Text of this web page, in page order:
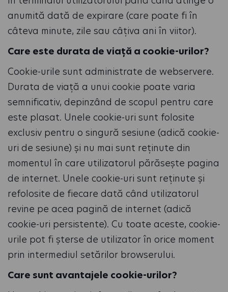
anumită dată de expirare (care poate fi în
câteva minute, zile sau câțiva ani în viitor).
Care este durata de viață a cookie-urilor?
Cookie-urile sunt administrate de webservere.
Durata de viață a unui cookie poate varia
semnificativ, depinzând de scopul pentru care
este plasat. Unele cookie-uri sunt folosite
exclusiv pentru o singură sesiune (adică cookie-
uri de sesiune) și nu mai sunt reținute din
momentul în care utilizatorul părăsește pagina
de internet. Unele cookie-uri sunt reținute și
refolosite de fiecare dată când utilizatorul
revine pe acea pagină de internet (adică
cookie-uri persistente). Cu toate aceste, cookie-
urile pot fi șterse de utilizator în orice moment
prin intermediul setărilor browserului.
Care sunt avantajele cookie-urilor?